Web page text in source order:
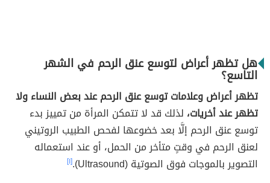
هل تظهر أعراض لتوسع عنق الرحم في الشهر
التاسع؟
تظهر أعراض وعلامات توسع عنق الرحم عند بعض النساء ولا
تظهر عند أخريات، لذلك قد لا تتمكن المرأة من تمييز بدء
توسع عنق الرحم إلَّا بعد خضوعها لفحص الطبيب الروتيني
لعنق الرحم في وقتٍ متأخر من الحمل، أو عند استعماله
التصوير بالموجات فوق الصوتية (Ultrasound).
[١]